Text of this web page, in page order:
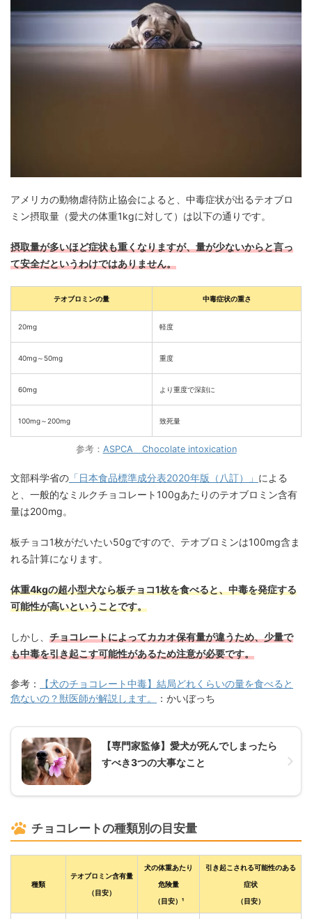
アメリカの動物虐待防止協会によると、中毒症状が出るテオブロ
ミン摂取量（愛犬の体重1kgに対して）は以下の通りです。
摂取量が多いほど症状も重くなりますが、量が少ないからと言っ
て安全だというわけではありません。
テオブロミンの量 中毒症状の重さ
20mg 軽度
40mg～50mg 重度
60mg より重度で深刻に
100mg～200mg 致死量
参考： ASPCA Chocolate intoxication
文部科学省の 「日本食品標準成分表2020年版（八訂）」 による
と、一般的なミルクチョコレート100gあたりのテオブロミン含有
量は200mg。
板チョコ1枚がだいたい50gですので、テオブロミンは100mg含ま
れる計算になります。
体重4kgの超小型犬なら板チョコ1枚を食べると、中毒を発症する
可能性が高いということです。
しかし、 チョコレートによってカカオ保有量が違うため、少量で
も中毒を引き起こす可能性があるため注意が必要です。
参考：
【犬のチョコレート中毒】結局どれくらいの量を食べると
危ないの？獣医師が解説します。
：かいぼっち
【専門家監修】愛犬が死んでしまったら
すべき3つの大事なこと
チョコレートの種類別の目安量
種類
テオブロミン含有量
（目安）
犬の体重あたり
危険量
（目安）¹
引き起こされる可能性のある
症状
（目安）